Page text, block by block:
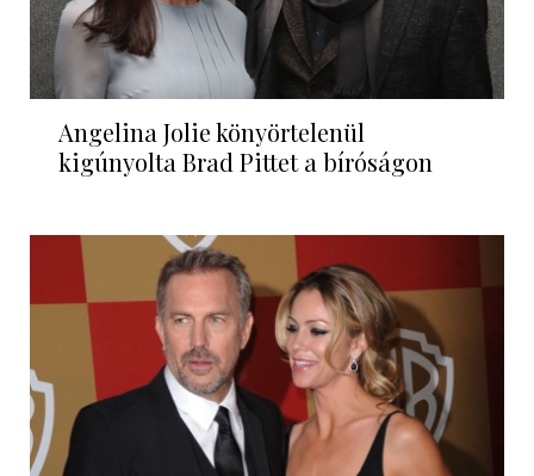
Angelina Jolie könyörtelenül
kigúnyolta Brad Pittet a bíróságon